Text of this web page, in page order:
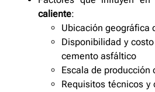
caliente:
Ubicación geográfica
Disponibilidad y
cemento asfáltico
Escala de
Requisitos técnicos